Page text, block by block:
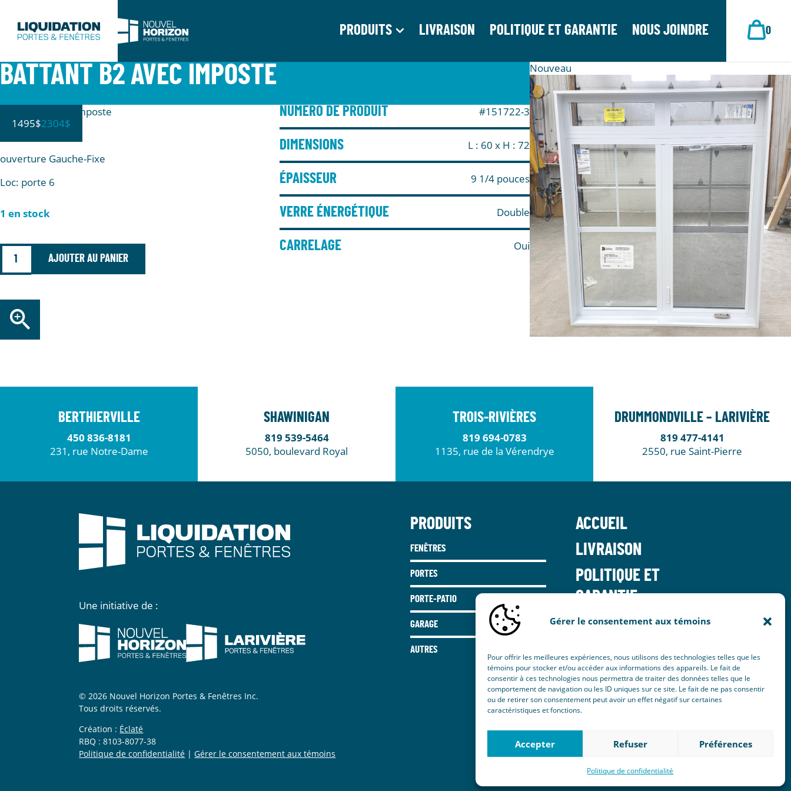
Gérer le consentement aux témoins
Pour offrir les meilleures expériences, nous utilisons des technologies telles que les
témoins pour stocker et/ou accéder aux informations des appareils. Le fait de
consentir à ces technologies nous permettra de traiter des données telles que le
comportement de navigation ou les ID uniques sur ce site. Le fait de ne pas consentir
ou de retirer son consentement peut avoir un effet négatif sur certaines
caractéristiques et fonctions.
Accepter Refuser Préférences
Politique de confidentialité
PRODUITS LIVRAISON POLITIQUE ET GARANTIE NOUS JOINDRE 0
BATTANT B2 AVEC IMPOSTE Nouveau
1495$2304$
Battant B2 avec imposte
ouverture Gauche-Fixe
Loc: porte 6
1 en stock
AJOUTER AU PANIER
NUMÉRO DE PRODUIT #151722-3
DIMENSIONS L : 60 x H : 72
ÉPAISSEUR 9 1/4 pouces
VERRE ÉNERGÉTIQUE Double
CARRELAGE Oui
BERTHIERVILLE
450 836-8181
231, rue Notre-Dame
SHAWINIGAN
819 539-5464
5050, boulevard Royal
TROIS-RIVIÈRES
819 694-0783
1135, rue de la Vérendrye
DRUMMONDVILLE – LARIVIÈRE
819 477-4141
2550, rue Saint-Pierre
Une initiative de :
© 2026 Nouvel Horizon Portes & Fenêtres Inc.
Tous droits réservés.
Création : Éclaté
RBQ : 8103-8077-38
Politique de confidentialité |Gérer le consentement aux témoins
PRODUITS
FENÊTRES
PORTES
PORTE-PATIO
GARAGE
AUTRES
ACCUEIL
LIVRAISON
POLITIQUE ET
GARANTIE
NOUS JOINDRE